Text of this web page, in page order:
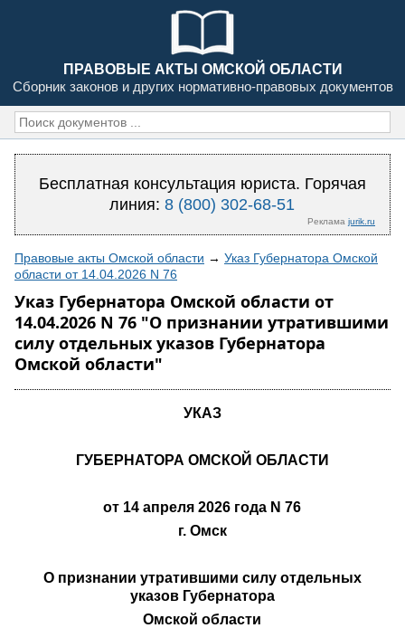
ПРАВОВЫЕ АКТЫ ОМСКОЙ ОБЛАСТИ
Сборник законов и других нормативно-правовых документов
Бесплатная консультация юриста. Горячая
линия:8 (800) 302-68-51
Реклама jurik.ru
Правовые акты Омской области → Указ Губернатора Омской
области от 14.04.2026 N 76
Указ Губернатора Омской области от
14.04.2026 N 76 "О признании утратившими
силу отдельных указов Губернатора
Омской области"
УКАЗ
ГУБЕРНАТОРА ОМСКОЙ ОБЛАСТИ
от 14 апреля 2026 года N 76
г. Омск
О признании утратившими силу отдельных
указов Губернатора
Омской области